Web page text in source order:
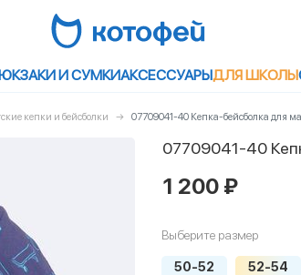
И СУМКИАКСЕССУАРЫДЛЯ ШКОЛЫ
кепки и бейсболки 07709041-40 Кепка-бейсболка для
07709041-40
1 200 ₽
Выберите размер
50-52 52-54